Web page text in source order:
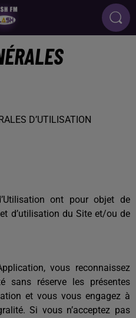
D’UTILISATION
ont pour objet de
d’utilisation du Site et/ou de
vous reconnaissez
sans réserve les présentes
et vous vous engagez à
Si vous n’acceptez pas